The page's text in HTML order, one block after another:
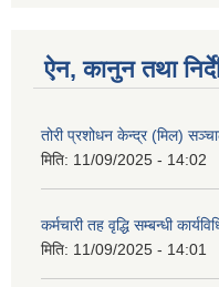
ऐन, कानुन तथा
तोरी प्रशोधन केन्द्र (मिल)
मिति: 11/09/2025 - 14:02
कर्मचारी तह वृद्धि सम्बन्धी
मिति: 11/09/2025 - 14:01